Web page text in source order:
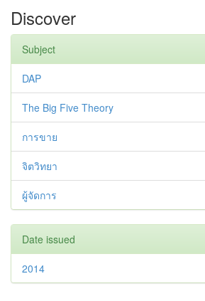
Discover
Subject
DAP
The Big Five Theory
การขาย
จิตวิทยา
ผู้จัดการ
Date issued
2014